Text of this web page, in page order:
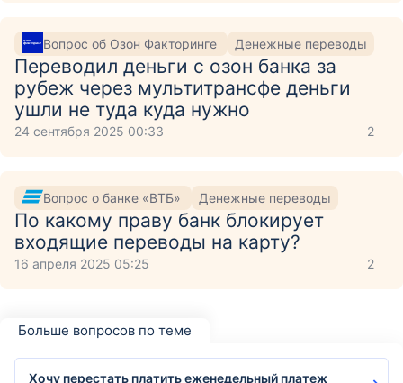
Вопрос об Озон Факторинге Денежные переводы
Переводил деньги с озон банка за
рубеж через мультитрансфе деньги
ушли не туда куда нужно
24 сентября 2025 00:33 2
Вопрос о банке «ВТБ» Денежные переводы
По какому праву банк блокирует
входящие переводы на карту?
16 апреля 2025 05:25 2
Больше вопросов по теме
Хочу перестать платить еженедельный платеж